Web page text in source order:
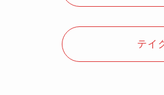
テイ